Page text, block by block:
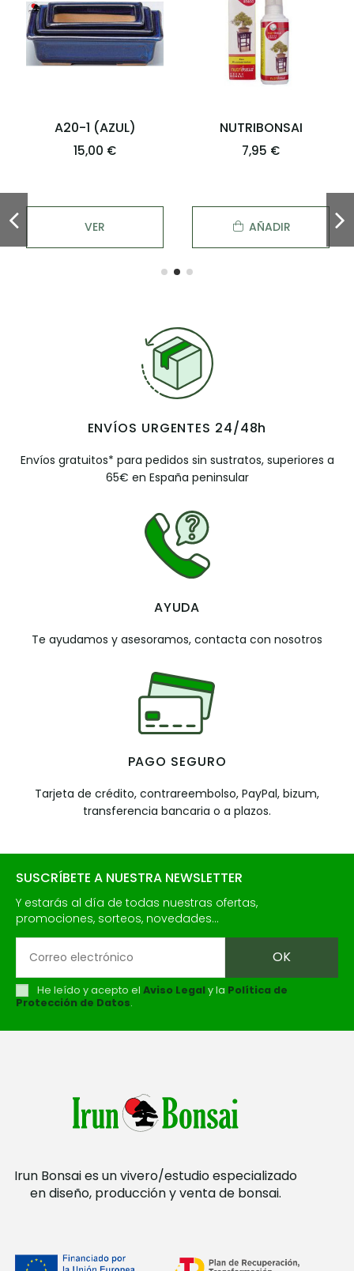
A20-1 (AZUL)
15,00 €
VER
NUTRIBONSAI
7,95 €
AÑADIR
ENVÍOS URGENTES 24/48h
Envíos gratuitos* para pedidos sin sustratos, superiores a
65€ en España peninsular
AYUDA
Te ayudamos y asesoramos, contacta con nosotros
PAGO SEGURO
Tarjeta de crédito, contrareembolso, PayPal, bizum,
transferencia bancaria o a plazos.
SUSCRÍBETE A NUESTRA NEWSLETTER
Y estarás al día de todas nuestras ofertas,
promociones, sorteos, novedades...
He leído y acepto el Aviso Legaly la Política de
Protección de Datos.
Irun Bonsai es un vivero/estudio especializado
en diseño, producción y venta de bonsai.